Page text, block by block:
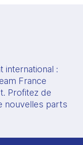
international :
France
Profitez de
nouvelles parts